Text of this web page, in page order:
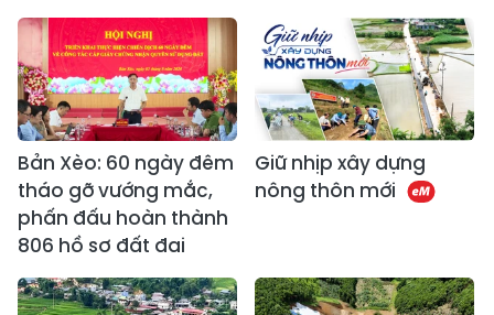
Bản Xèo: 60 ngày đêm
tháo gỡ vướng mắc,
phấn đấu hoàn thành
806 hồ sơ đất đai
Giữ nhịp xây dựng
nông thôn mới